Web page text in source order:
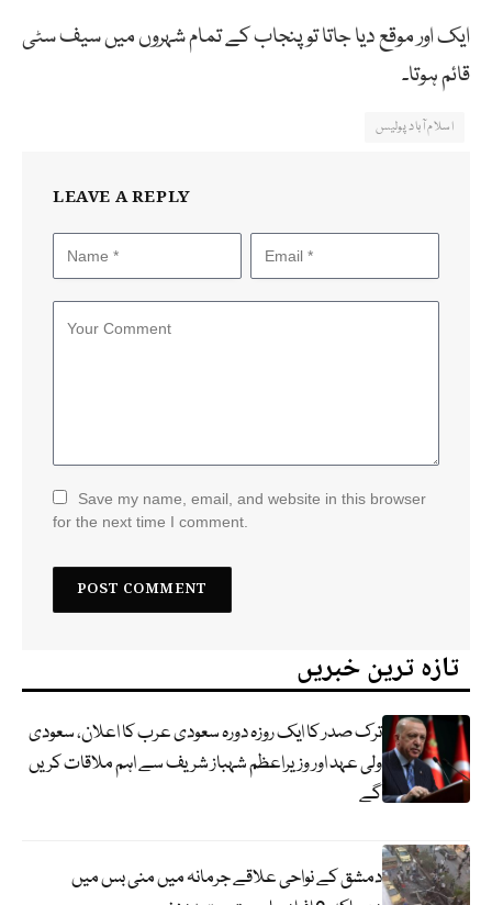
ایک اور موقع دیا جاتا تو پنجاب کے تمام شہروں میں سیف سٹی
قائم ہوتا۔
اسلام آباد پولیس
LEAVE A REPLY
Save my name, email, and website in this browser
for the next time I comment.
تازہ ترین خبریں
ترک صدر کا ایک روزہ دورہ سعودی عرب کا اعلان، سعودی
ولی عہد اور وزیراعظم شہباز شریف سے اہم ملاقات کریں
گے
دمشق کے نواحی علاقے جرمانہ میں منی بس میں